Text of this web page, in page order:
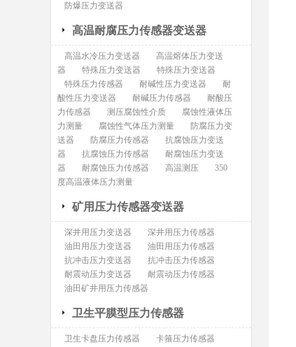
防爆压力变送器
高温耐腐压力传感器变送器
高温水冷压力变送器
高温熔体压力变送
器
特殊压力变送器
特殊压力变送器
特殊压力传感器
耐碱性压力变送器
耐
酸性压力变送器
耐碱压力传感器
耐酸压
力传感器
测压腐蚀性介质
腐蚀性液体压
力测量
腐蚀性气体压力测量
防腐压力变
送器
防腐压力传感器
抗腐蚀压力变送
器
抗腐蚀压力传感器
耐腐蚀压力变送
器
耐腐蚀压力传感器 高温测压
350
度高温液体压力测量
矿用压力传感器变送器
深井用压力变送器
深井用压力传感器
油田用压力变送器
油田用压力传感器
抗冲击压力变送器
抗冲击压力传感器
耐震动压力变送器
耐震动压力传感器
油田矿井用压力传感器
卫生平膜型压力传感器
卫生卡盘压力传感器 卡箍压力传感器